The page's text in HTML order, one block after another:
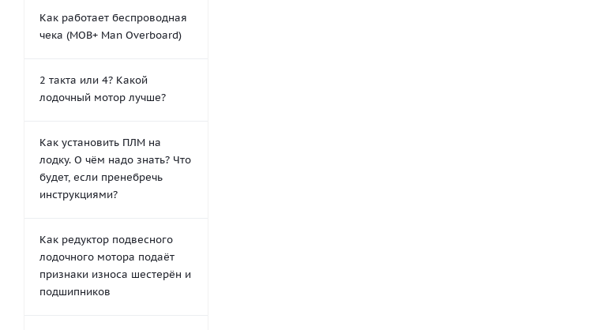
Как работает беспроводная
чека (MOB+ Man Overboard)
2 такта или 4? Какой
лодочный мотор лучше?
Как установить ПЛМ на
лодку. О чём надо знать? Что
будет, если пренебречь
инструкциями?
Как редуктор подвесного
лодочного мотора подаёт
признаки износа шестерён и
подшипников